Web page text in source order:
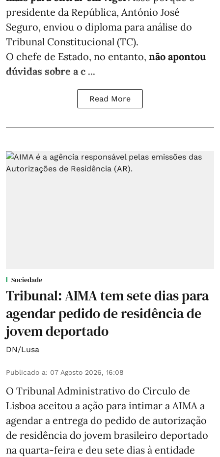
presidente da República, António José
Seguro, enviou o diploma para análise do
Tribunal Constitucional (TC).
O chefe de Estado, no entanto, não apontou
dúvidas sobre a c ...
Read More
Sociedade
Tribunal: AIMA tem sete dias para
agendar pedido de residência de
jovem deportado
DN/Lusa
Publicado a: 07 Agosto 2026, 16:08
O Tribunal Administrativo do Circulo de
Lisboa aceitou a ação para intimar a AIMA a
agendar a entrega do pedido de autorização
de residência do jovem brasileiro deportado
na quarta-feira e deu sete dias à entidade